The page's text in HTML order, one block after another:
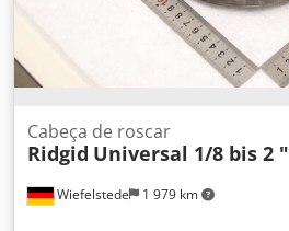
Wiefelstede 1 979 km
Cabeça de roscar
Ridgid Universal 1/8 bis 2 "